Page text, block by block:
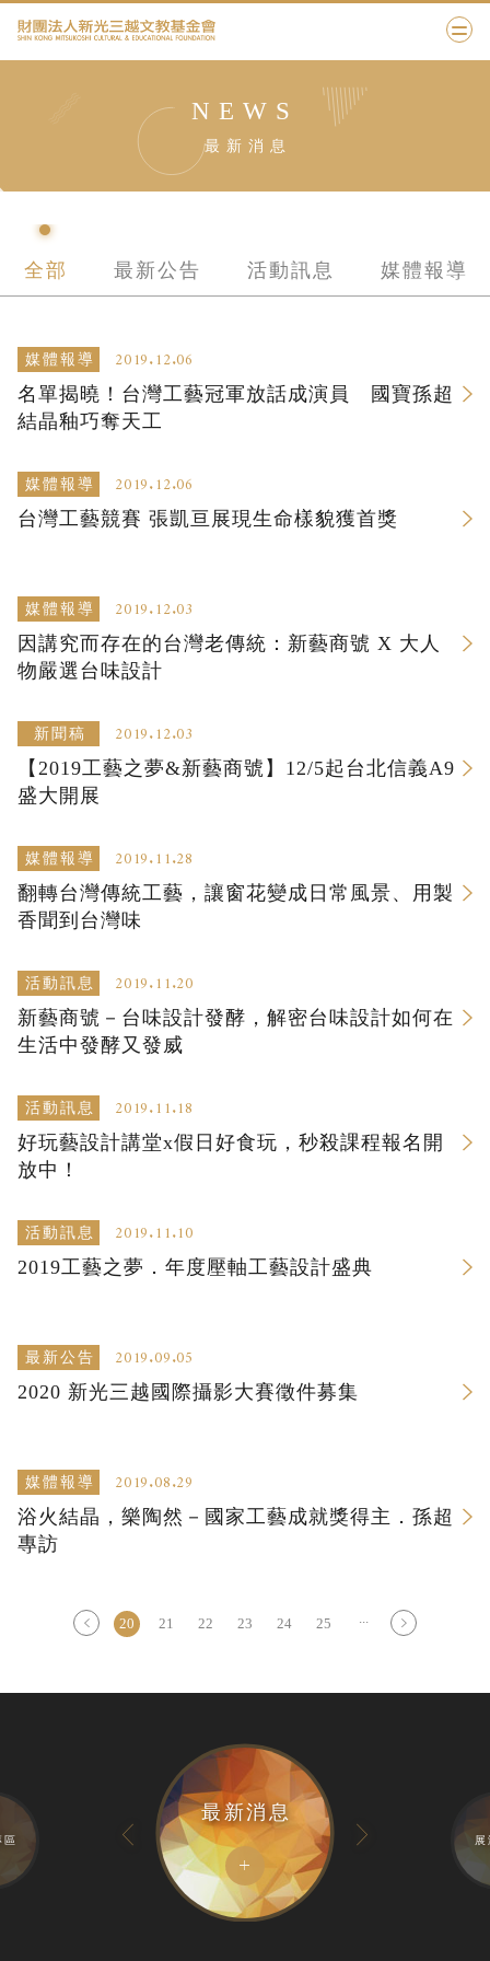
NEWS
最新消息
全部 最新公告 活動訊息 媒體報導
媒體報導 2019.12.06
名單揭曉！台灣工藝冠軍放話成演員 國寶孫超
結晶釉巧奪天工
媒體報導 2019.12.06
台灣工藝競賽 張凱亘展現生命樣貌獲首獎
媒體報導 2019.12.03
因講究而存在的台灣老傳統：新藝商號 X 大人
物嚴選台味設計
新聞稿 2019.12.03
【2019工藝之夢&新藝商號】12/5起台北信義A9
盛大開展
媒體報導 2019.11.28
翻轉台灣傳統工藝，讓窗花變成日常風景、用製
香聞到台灣味
活動訊息 2019.11.20
新藝商號－台味設計發酵，解密台味設計如何在
生活中發酵又發威
活動訊息 2019.11.18
好玩藝設計講堂x假日好食玩，秒殺課程報名開
放中！
活動訊息 2019.11.10
2019工藝之夢．年度壓軸工藝設計盛典
最新公告 2019.09.05
2020 新光三越國際攝影大賽徵件募集
媒體報導 2019.08.29
浴火結晶，樂陶然－國家工藝成就獎得主．孫超
專訪
20 21 22 23 24 25
區
最新消息